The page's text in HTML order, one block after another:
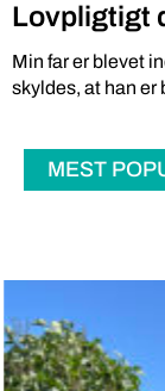
Lovpligtigt
Min far er blevet
skyldes, at han er
MEST